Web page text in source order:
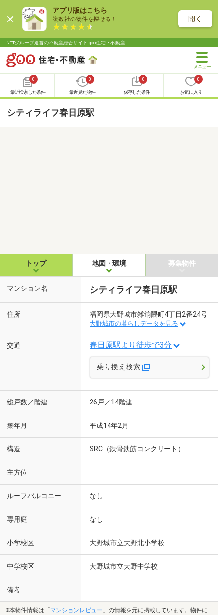
アプリ版はこちら
複数社の物件を探せる！ 開く
NTTグループ運営の不動産総合サイト goo住宅・不動産
0
最近検索した条件
0
最近見た物件
0
保存した条件
0
お気に入り
シティライフ春日原駅
トップ 地図・環境 募集物件
マンション名 シティライフ春日原駅
住所 福岡県大野城市雑餉隈町4丁目2番24号
大野城市の暮らしデータを見る
交通 春日原駅より徒歩で3分
乗り換え検索
総戸数／階建 26戸／14階建
築年月 平成14年2月
構造 SRC（鉄骨鉄筋コンクリート）
主方位
ルーフバルコニー なし
専用庭 なし
小学校区 大野城市立大野北小学校
中学校区 大野城市立大野中学校
備考
※本物件情報は「 マンションレビュー 」の情報を元に掲載しています。物件に